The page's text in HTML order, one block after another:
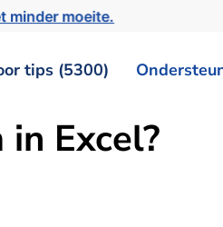
minder moeite.
tips (5300)
Excel?